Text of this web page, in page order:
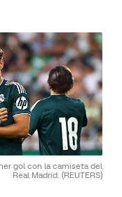
gol con la camiseta del
Real Madrid. (REUTERS)